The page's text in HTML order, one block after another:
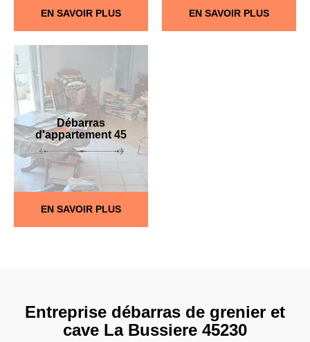
EN SAVOIR PLUS EN SAVOIR PLUS
Débarras
d'appartement 45
EN SAVOIR PLUS
Entreprise débarras de grenier et
cave La Bussiere 45230